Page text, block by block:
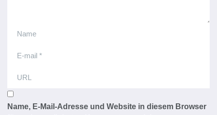
Name, E-Mail-Adresse und Website in diesem Browser